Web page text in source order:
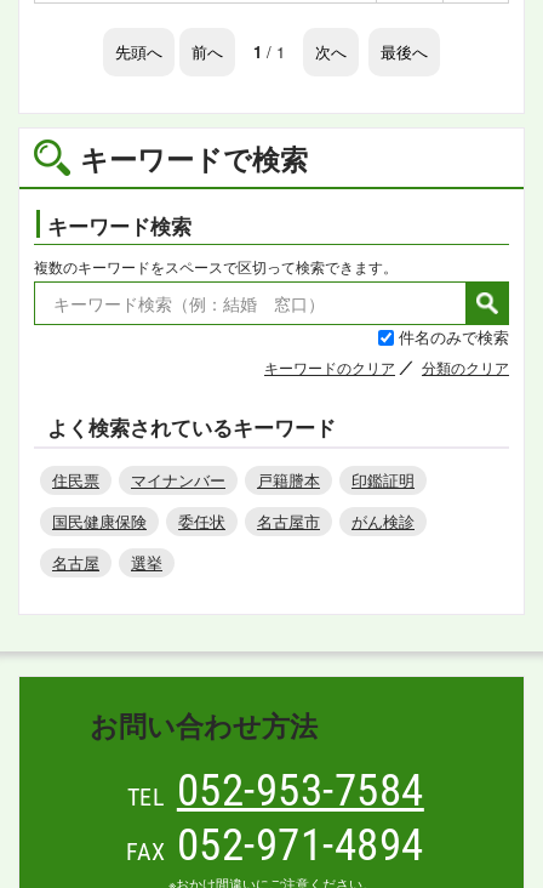
キーワードで検索
キーワード検索
複数のキーワードをスペースで区切って検索できます。
件名のみで検索
キーワードのクリア 分類のクリア
よく検索されているキーワード
住民票 マイナンバー 戸籍謄本
印鑑証明
国民健康保険
委任状 名古屋市
がん検診
名古屋
選挙
先頭へ 前へ 1 / 1 次へ 最後へ
お問い合わせ方法
TEL 052-953-7584
FAX 052-971-4894
※おかけ間違いにご注意ください。